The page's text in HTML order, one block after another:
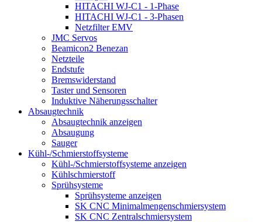
HITACHI WJ-C1 - 1-Phase
HITACHI WJ-C1 - 3-Phasen
Netzfilter EMV
JMC Servos
Beamicon2 Benezan
Netzteile
Endstufe
Bremswiderstand
Taster und Sensoren
Induktive Näherungsschalter
Absaugtechnik
Absaugtechnik anzeigen
Absaugung
Sauger
Kühl-/Schmierstoffsysteme
Kühl-/Schmierstoffsysteme anzeigen
Kühlschmierstoff
Sprühsysteme
Sprühsysteme anzeigen
SK CNC Minimalmengenschmiersystem
SK CNC Zentralschmiersystem